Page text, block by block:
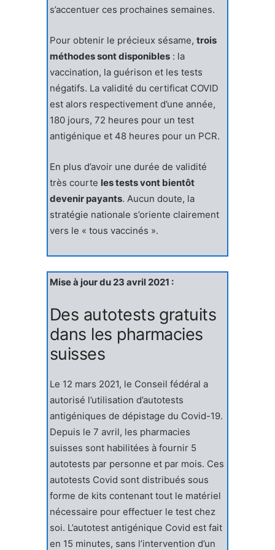
s’accentuer ces prochaines semaines.
Pour obtenir le précieux sésame, trois
méthodes sont disponibles : la
vaccination, la guérison et les tests
négatifs. La validité du certificat COVID
est alors respectivement d’une année,
180 jours, 72 heures pour un test
antigénique et 48 heures pour un PCR.
En plus d’avoir une durée de validité
très courte les tests vont bientôt
devenir payants. Aucun doute, la
stratégie nationale s’oriente clairement
vers le « tous vaccinés ».
Mise à jour du 23 avril 2021 :
Des autotests gratuits
dans les pharmacies
suisses
Le 12 mars 2021, le Conseil fédéral a
autorisé l’utilisation d’autotests
antigéniques de dépistage du Covid-19.
Depuis le 7 avril, les pharmacies
suisses sont habilitées à fournir 5
autotests par personne et par mois. Ces
autotests Covid sont distribués sous
forme de kits contenant tout le matériel
nécessaire pour effectuer le test chez
soi. L’autotest antigénique Covid est fait
en 15 minutes, sans l’intervention d’un